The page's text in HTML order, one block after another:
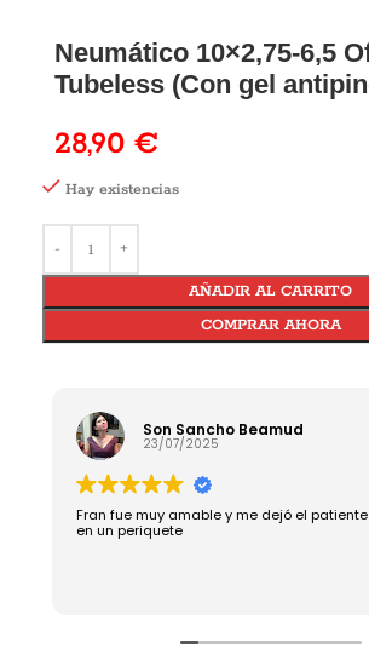
Neumático 10×2,75-6,5
Tubeless (Con gel
28,90 €
Son Sancho Beamud
23/07/2025
Fran fue muy amable y me dejó el
en un periquete
Hay existencias
AÑADIR AL CARRITO
COMPRAR AHORA